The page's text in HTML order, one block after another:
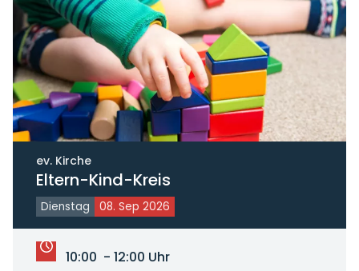
ev. Kirche
Eltern-Kind-Kreis
Dienstag 08. Sep 2026
10:00 - 12:00 Uhr